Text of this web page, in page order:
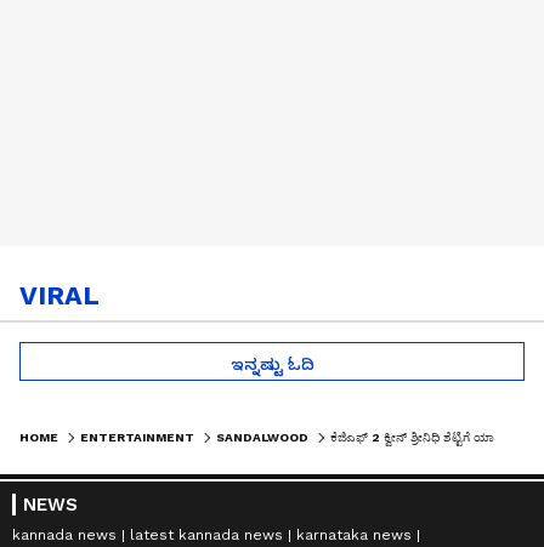
VIRAL
ಇನ್ನಷ್ಟು ಓದಿ
HOME ENTERTAINMENT SANDALWOOD
NEWS
kannada news latest kannada news
karnataka news